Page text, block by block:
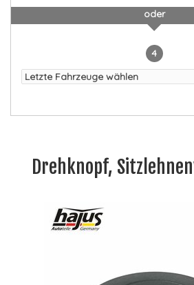
oder
4
Drehknopf,